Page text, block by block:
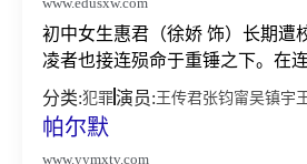
初中女生惠君（徐娇 饰）长期遭
凌者也接连殒命于重锤之下。在
分类:犯罪演员: 王传君张钧甯吴镇宇
帕尔默
www.yymxtv.com